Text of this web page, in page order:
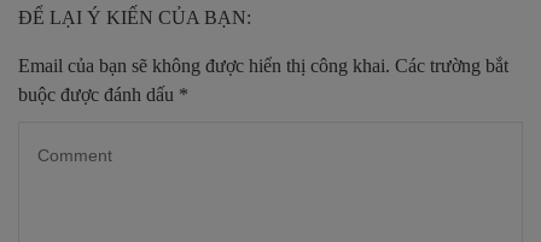
ĐỂ LẠI Ý KIẾN CỦA BẠN:
Email của bạn sẽ không được hiển thị công khai. Các trường bắt
buộc được đánh dấu *